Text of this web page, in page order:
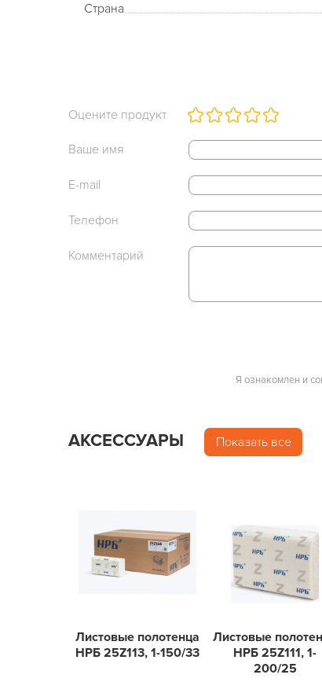
Страна
Оцените продукт
Ваше имя
E-mail
Телефон
Комментарий
Я ознакомлен и
АКСЕССУАРЫ Показать все
Листовые полотенца
НРБ 25Z113, 1-150/33
Листовые
НРБ 25Z111, 1-
200/25